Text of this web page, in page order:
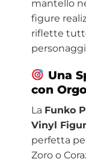
mantello
figure
riflette
Una
con
La Funko
Vinyl
perfetta
Zoro o